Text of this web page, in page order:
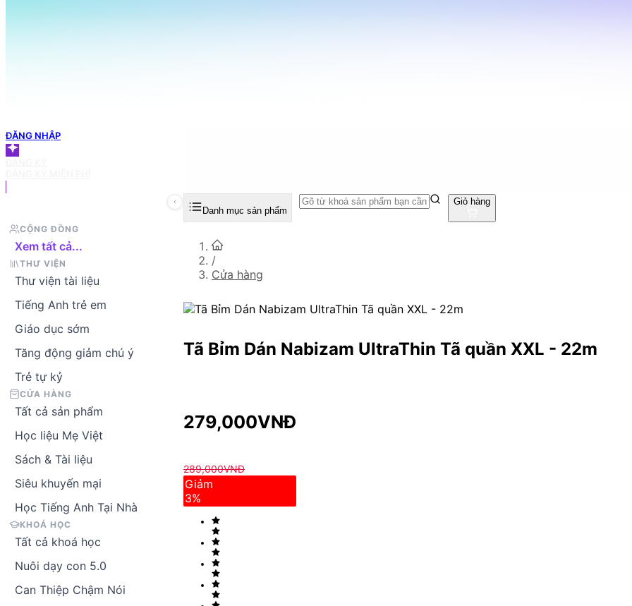
ĐĂNG NHẬP
CỘNG ĐỒNG
Xem tất cả...
THƯ VIỆN
Thư viện tài liệu
Tiếng Anh trẻ em
Giáo dục sớm
Tăng động giảm chú ý
Trẻ tự kỷ
CỬA HÀNG
Tất cả sản phẩm
Học liệu Mẹ Việt
Sách & Tài liệu
Siêu khuyến mại
Học Tiếng Anh Tại Nhà
KHOÁ HỌC
Tất cả khoá học
Nuôi dạy con 5.0
Can Thiệp Chậm Nói
Danh mục sản phẩm
Giỏ hàng
/
Cửa hàng
Tã Bỉm Dán Nabizam UltraThin Tã quần XXL - 22m
279,000VNĐ
289,000VNĐ
Giảm
3%